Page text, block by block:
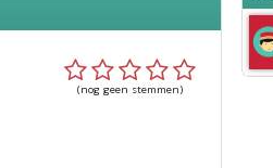
(nog geen stemmen)